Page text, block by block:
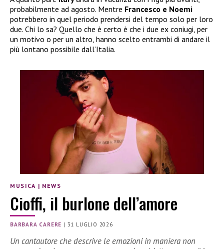
probabilmente ad agosto. Mentre Francesco e Noemi
potrebbero in quel periodo prendersi del tempo solo per loro
due. Chi lo sa? Quello che è certo è che i due ex coniugi, per
un motivo o per un altro, hanno scelto entrambi di andare il
più lontano possibile dall’Italia.
MUSICA | NEWS
Cioffi, il burlone dell’amore
BARBARA CARERE | 31 LUGLIO 2026
Un cantautore che descrive le emozioni in maniera non